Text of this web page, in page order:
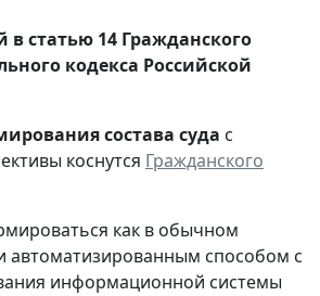
статью 14 Гражданского
кодекса Российской
состава суда с
коснутся Гражданского
как в обычном
автоматизированным способом с
информационной системы